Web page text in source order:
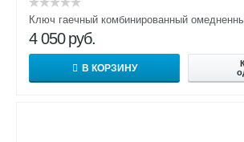
Ключ гаечный комбинированный
4 050 руб.
В КОРЗИНУ